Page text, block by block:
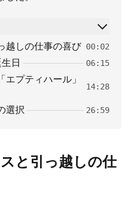
越しの仕事の喜び 00:02
日 06:15
プティハール」
14:28
選択 26:59
と引っ越しの仕